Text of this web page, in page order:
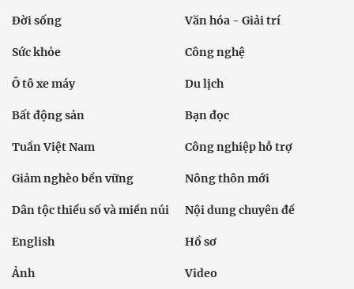
Đời sống Văn hóa - Giải trí
Sức khỏe Công nghệ
Ô tô xe máy Du lịch
Bất động sản Bạn đọc
Tuần Việt Nam Công nghiệp hỗ trợ
Giảm nghèo bền vững Nông thôn mới
Dân tộc thiểu số và miền núi Nội dung chuyên đề
English Hồ sơ
Ảnh Video